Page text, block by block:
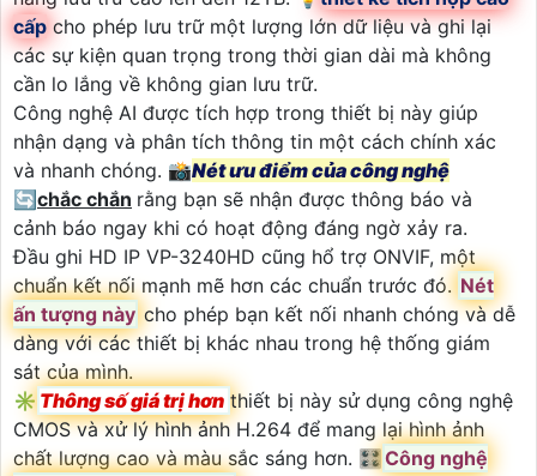
cấp cho phép lưu trữ một lượng lớn dữ liệu và ghi lại
các sự kiện quan trọng trong thời gian dài mà không
cần lo lắng về không gian lưu trữ.
Công nghệ AI được tích hợp trong thiết bị này giúp
nhận dạng và phân tích thông tin một cách chính xác
và nhanh chóng. 📸Nét ưu điểm của công nghệ
🔄chắc chắn rằng bạn sẽ nhận được thông báo và
cảnh báo ngay khi có hoạt động đáng ngờ xảy ra.
Đầu ghi HD IP VP-3240HD cũng hổ trợ ONVIF, một
chuẩn kết nối mạnh mẽ hơn các chuẩn trước đó. Nét
ấn tượng này cho phép bạn kết nối nhanh chóng và dễ
dàng với các thiết bị khác nhau trong hệ thống giám
sát của mình.
✳️ Thông số giá trị hơn thiết bị này sử dụng công nghệ
CMOS và xử lý hình ảnh H.264 để mang lại hình ảnh
chất lượng cao và màu sắc sáng hơn. 🎛 Công nghệ